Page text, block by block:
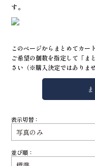
す。
このページからまとめてカー
ご希望の個数を指定して「ま
さい（※購入決定ではありま
表示切替：
並び順：